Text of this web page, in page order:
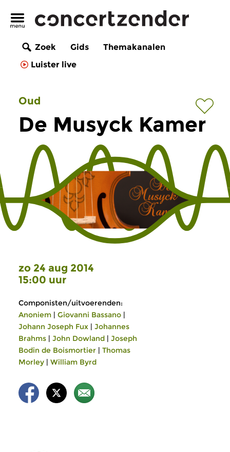
Zoek Gids
Themakanalen
Luister live
Oud
De Musyck Kamer
zo 24 aug 2014
15:00 uur
Componisten/uitvoerenden:
Anoniem | Giovanni Bassano |
Johann Joseph Fux | Johannes
Brahms | John Dowland | Joseph
Bodin de Boismortier | Thomas
Morley | William Byrd